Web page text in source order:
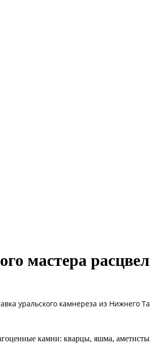
мастера
уральского камнереза из Нижнего
камни: кварцы, яшма,